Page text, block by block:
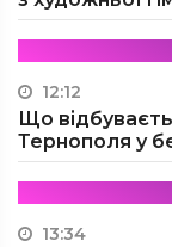
12:12
Що
Тернополя у
13:34